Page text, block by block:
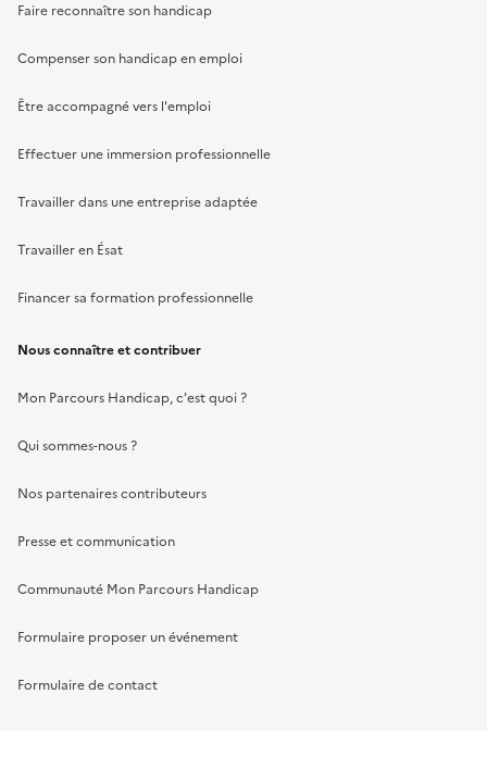
Faire reconnaître son handicap
Compenser son handicap en emploi
Être accompagné vers l'emploi
Effectuer une immersion professionnelle
Travailler dans une entreprise adaptée
Travailler en Ésat
Financer sa formation professionnelle
Nous connaître et contribuer
Mon Parcours Handicap, c'est quoi ?
Qui sommes-nous ?
Nos partenaires contributeurs
Presse et communication
Communauté Mon Parcours Handicap
Formulaire proposer un événement
Formulaire de contact